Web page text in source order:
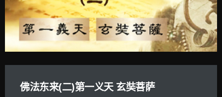
佛法东来(二)第一义天 玄奘菩萨